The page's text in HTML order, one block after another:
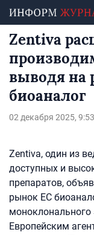
Zentiva
выводя на
биоаналог
02 декабря 2025, 9:53
Zentiva, один из
доступных и
препаратов,
рынок ЕС
моноклонального
Европейским